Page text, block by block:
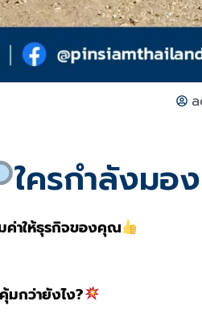
ใครกำลังมอ
ค่าให้ธุรกิจของคุณ
กว่ายังไง?